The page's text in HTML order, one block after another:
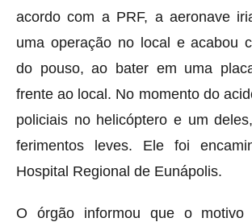
acordo com a PRF, a aeronave
uma operação no local e acabou
do pouso, ao bater em uma
frente ao local. No momento do
policiais no helicóptero e um
ferimentos leves. Ele foi
Hospital Regional de Eunápolis.
O órgão informou que o